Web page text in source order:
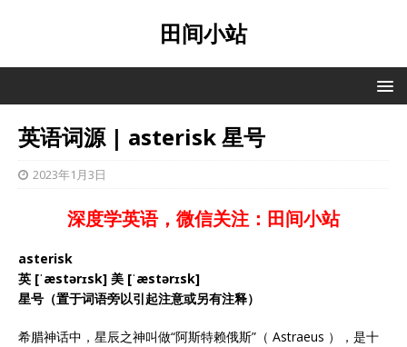
田间小站
英语词源 | asterisk 星号
2023年1月3日
深度学英语，微信关注：田间小站
asterisk
英 [ˈæstərɪsk] 美 [ˈæstərɪsk]
星号（置于词语旁以引起注意或另有注释）
希腊神话中，星辰之神叫做“阿斯特赖俄斯”（ Astraeus ），是十